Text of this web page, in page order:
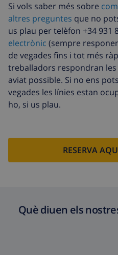
Si vols saber més sobre
altres preguntes que no
us plau per telèfon +34 931
electrònic (sempre
de vegades fins i tot més
treballadors respondran
aviat possible. Si no ens
vegades les línies estan
ho, si us plau.
RESERVA
Què diuen els